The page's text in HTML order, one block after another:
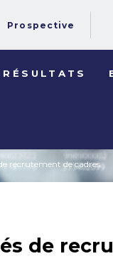
Prospective
recrutement de cadres
de